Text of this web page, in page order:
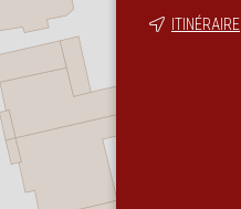
ITINÉRAIRE